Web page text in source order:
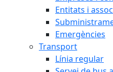
Entitats i
Emergències
Transport
Línia regular